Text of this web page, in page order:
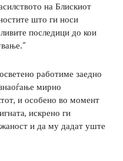
на Блискиот
што ги носи
последици до кои
работиме заедно
мирно
и особено во момент
искрено ги
и да му дадат уште